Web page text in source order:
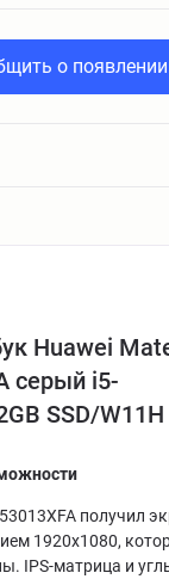
о появлении
Huawei
серый i5-
SSD/W11H
получил
1920х1080,
IPS-матрица и